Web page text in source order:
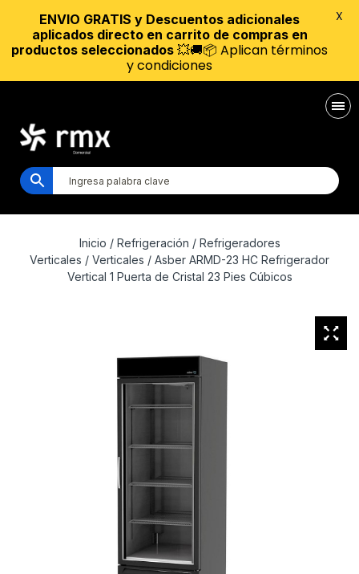
Inicio / Refrigeración / Refrigeradores
Verticales / Verticales / Asber ARMD-23 HC Refrigerador
Vertical 1 Puerta de Cristal 23 Pies Cúbicos
ENVIO GRATIS y Descuentos adicionales
aplicados directo en carrito de compras en
productos seleccionados 💥🚚📦 Aplican términos
y condiciones
X